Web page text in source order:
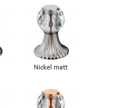
Nickel matt